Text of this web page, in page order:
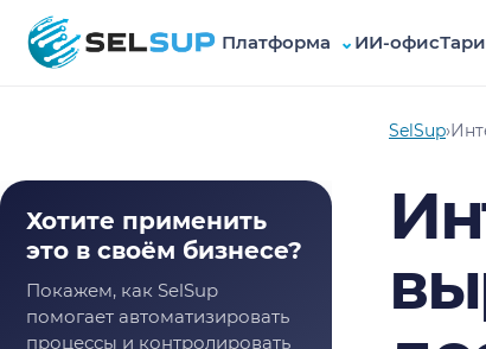
SelSup Платформа ⌄ ИИ-офис
SelSup›
Хотите применить
это в своём бизнесе?
Покажем, как SelSup
помогает автоматизировать
процессы и контролировать